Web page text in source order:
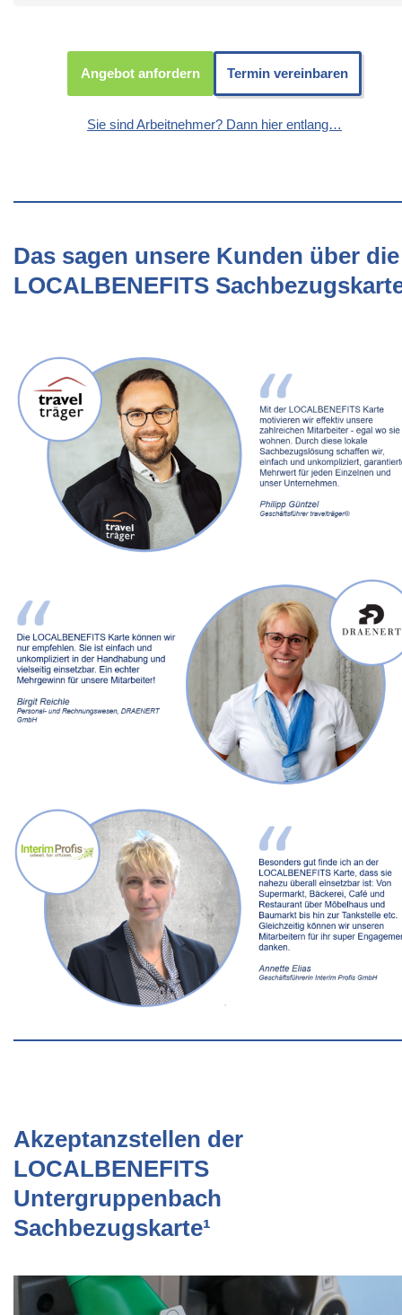
Angebot anfordern Termin vereinbaren
Sie sind Arbeitnehmer? Dann hier entlang…
Das sagen unsere Kunden über die
LOCALBENEFITS
Akzeptanzstellen der
LOCALBENEFITS
Untergruppenbach
Sachbezugskarte¹